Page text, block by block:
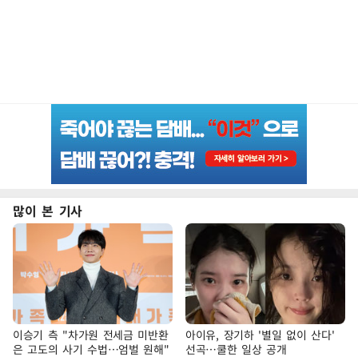
많이 본 기사
이승기 측 "차가원 전세금 미반환
은 고도의 사기 수법…엄벌 원해"
아이유, 장기하 '별일 없이 산다'
선곡…쿨한 일상 공개